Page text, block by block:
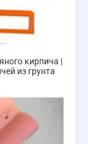
кирпича |
из грунта